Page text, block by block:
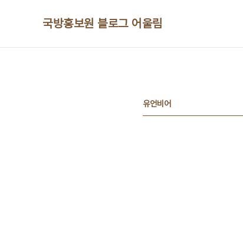
국방홍보원 블로그 어울림
유언비어